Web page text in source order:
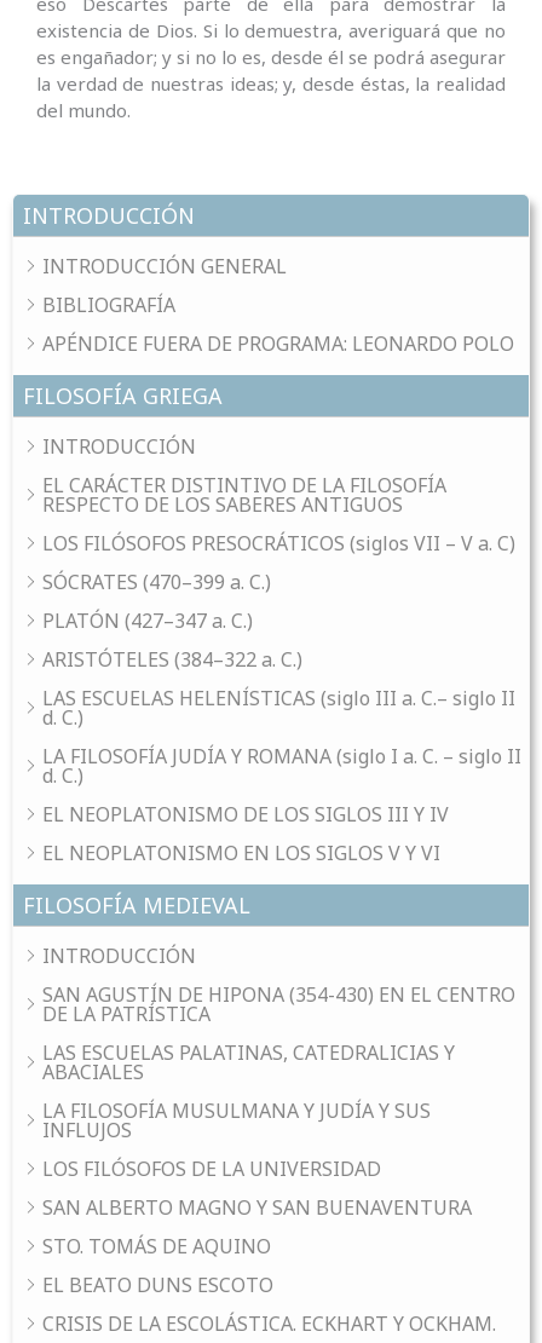
INTRODUCCIÓN
INTRODUCCIÓN GENERAL
BIBLIOGRAFÍA
APÉNDICE FUERA DE PROGRAMA: LEONARDO POLO
FILOSOFÍA GRIEGA
INTRODUCCIÓN
EL CARÁCTER DISTINTIVO DE LA FILOSOFÍA
RESPECTO DE LOS SABERES ANTIGUOS
LOS FILÓSOFOS PRESOCRÁTICOS (siglos VII – V a. C)
SÓCRATES (470–399 a. C.)
PLATÓN (427–347 a. C.)
ARISTÓTELES (384–322 a. C.)
LAS ESCUELAS HELENÍSTICAS (siglo III a. C.– siglo II
d. C.)
LA FILOSOFÍA JUDÍA Y ROMANA (siglo I a. C. – siglo II
d. C.)
EL NEOPLATONISMO DE LOS SIGLOS III Y IV
EL NEOPLATONISMO EN LOS SIGLOS V Y VI
FILOSOFÍA MEDIEVAL
INTRODUCCIÓN
SAN AGUSTÍN DE HIPONA (354-430) EN EL CENTRO
DE LA PATRÍSTICA
LAS ESCUELAS PALATINAS, CATEDRALICIAS Y
ABACIALES
LA FILOSOFÍA MUSULMANA Y JUDÍA Y SUS
INFLUJOS
LOS FILÓSOFOS DE LA UNIVERSIDAD
SAN ALBERTO MAGNO Y SAN BUENAVENTURA
STO. TOMÁS DE AQUINO
EL BEATO DUNS ESCOTO
CRISIS DE LA ESCOLÁSTICA. ECKHART Y OCKHAM.
existencia de Dios. Si lo demuestra, averiguará que no
es engañador; y si no lo es, desde él se podrá asegurar
la verdad de nuestras ideas; y, desde éstas, la realidad
del mundo.